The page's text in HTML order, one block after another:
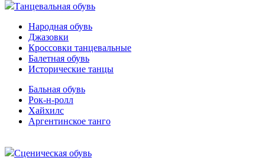
Танцевальная обувь
Народная обувь
Джазовки
Кроссовки танцевальные
Балетная обувь
Исторические танцы
Бальная обувь
Рок-н-ролл
Хайхилс
Аргентинское танго
Сценическая обувь